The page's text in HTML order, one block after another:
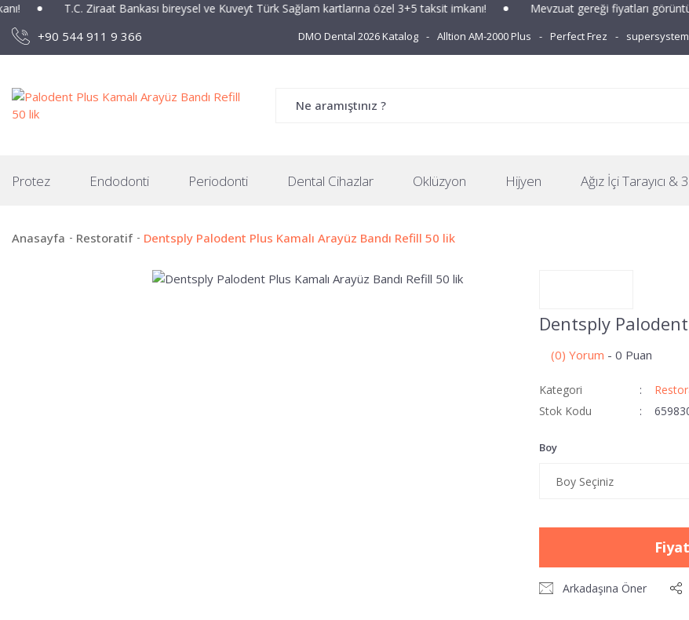
T.C. Ziraat Bankası bireysel ve Kuveyt Türk Sağlam kartlarına özel 3+5 taksit imkanı! Mevzuat gereği fiyatları
+90 544 911 9 366 DMO Dental 2026 Katalog Alltion AM-2000 Plus Perfect Frez
Protez Endodonti Periodonti Dental Cihazlar Oklüzyon Hijyen Ağız İçi Tarayıcı &
Anasayfa Restoratif Dentsply Palodent Plus Kamalı Arayüz Bandı Refill 50 lik
Dentsply
(0) Yorum - 0 Puan
Kategori
Stok Kodu
Boy
Arkadaşına Öner